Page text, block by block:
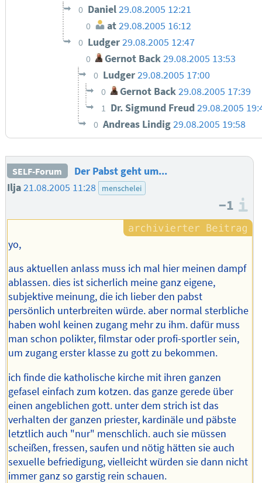
0 Daniel29.08.2005 12:21
0 at29.08.2005 16:12
0 Ludger29.08.2005 12:47
0 Gernot Back29.08.2005 13:53
0 Ludger29.08.2005 17:00
0 Gernot Back29.08.2005 17:39
1 Dr. Sigmund Freud29.08.2005
0 Andreas Lindig29.08.2005 19:58
SELF-Forum
Der Pabst geht um...
Ilja21.08.2005 11:28 menschelei
−1
yo,
aus aktuellen anlass muss ich mal hier meinen dampf
ablassen. dies ist sicherlich meine ganz eigene,
subjektive meinung, die ich lieber den pabst
persönlich unterbreiten würde. aber normal sterbliche
haben wohl keinen zugang mehr zu ihm. dafür muss
man schon polikter, filmstar oder profi-sportler sein,
um zugang erster klasse zu gott zu bekommen.
ich finde die katholische kirche mit ihren ganzen
gefasel einfach zum kotzen. das ganze gerede über
einen angeblichen gott. unter dem strich ist das
verhalten der ganzen priester, kardinäle und päbste
letztlich auch "nur" menschlich. auch sie müssen
scheißen, fressen, saufen und nötig hätten sie auch
sexuelle befriedigung, vielleicht würden sie dann nicht
immer ganz so garstig rein schauen.